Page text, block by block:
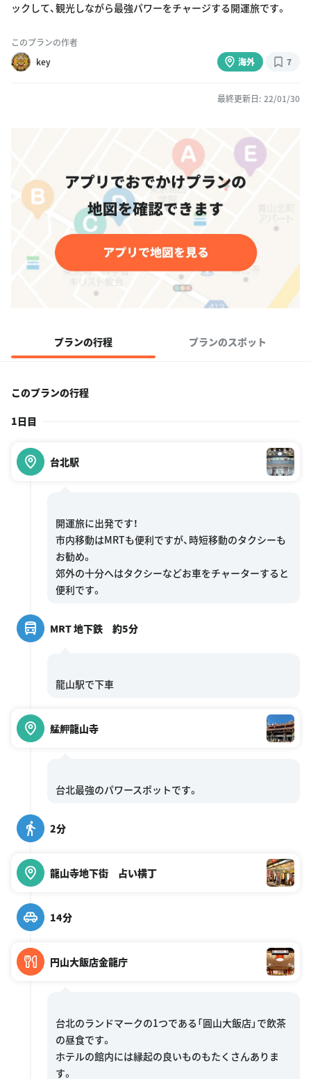
ックして、観光しながら最強パワーをチャージする開運旅です。
このプランの作者
key
海外 7
最終更新日: 22/01/30
プランの行程 プランのスポット
このプランの行程
1日目
台北駅
開運旅に出発です！
市内移動はMRTも便利ですが、時短移動のタクシーも
お勧め。
郊外の十分へはタクシーなどお車をチャーターすると
MRT 地下鉄 約5分
艋舺龍山寺
2分
龍山寺地下街 占い横丁
14分
円山大飯店金龍庁
台北のランドマークの1つである「圓山大飯店」で飲茶
の昼食です。
ホテルの館内には縁起の良いものもたくさんありま
す。